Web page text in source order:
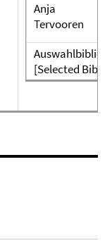
Anja
Tervooren
[Selected